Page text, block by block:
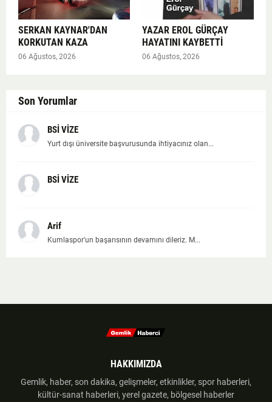
SERKAN KAYNAR'DAN
KORKUTAN KAZA
06 Ağustos, 2026
YAZAR EROL GÜRÇAY
HAYATINI KAYBETTİ
06 Ağustos, 2026
Son Yorumlar
BSİ VİZE
Yurt dışı üniversite başvurusunda ihtiyacınız olan...
BSİ VİZE
Arif
Kumlaspor'un başarısının devamını dileriz. M...
HAKKIMIZDA
Gemlik, haber, son dakika, gelişmeler, etkinlikler, spor haberleri,
kültür-sanat haberleri, yerel gazete, bölgesel haberler